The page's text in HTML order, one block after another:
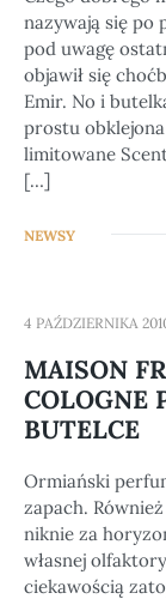
nazywają się po
pod uwagę
objawił się
Emir. No i
prostu
limitowane
[…]
NEWSY
4 PAŹDZIERNIKA
MAISON
COLOGNE
BUTELCE
Ormiański
zapach.
niknie za
własnej
ciekawością